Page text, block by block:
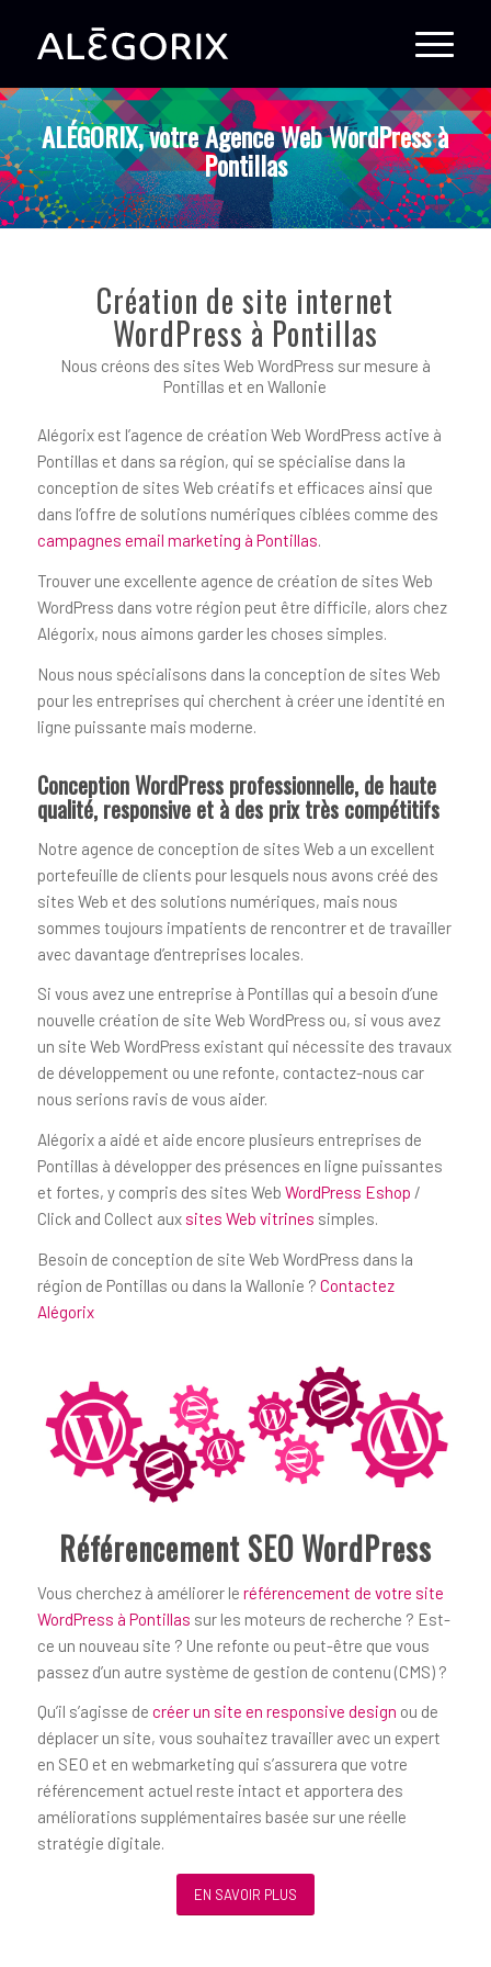
ALÉGORIX, votre Agence Web WordPress à
Pontillas
Création de site internet
WordPress à Pontillas
Nous créons des sites Web WordPress sur mesure à
Pontillas et en Wallonie
Alégorix est l’agence de création Web WordPress active à
Pontillas et dans sa région, qui se spécialise dans la
conception de sites Web créatifs et efficaces ainsi que
dans l’offre de solutions numériques ciblées comme des
campagnes email marketing à Pontillas.
Trouver une excellente agence de création de sites Web
WordPress dans votre région peut être difficile, alors chez
Alégorix, nous aimons garder les choses simples.
Nous nous spécialisons dans la conception de sites Web
pour les entreprises qui cherchent à créer une identité en
ligne puissante mais moderne.
Conception WordPress professionnelle, de haute
qualité, responsive et à des prix très compétitifs
Notre agence de conception de sites Web a un excellent
portefeuille de clients pour lesquels nous avons créé des
sites Web et des solutions numériques, mais nous
sommes toujours impatients de rencontrer et de travailler
avec davantage d’entreprises locales.
Si vous avez une entreprise à Pontillas qui a besoin d’une
nouvelle création de site Web WordPress ou, si vous avez
un site Web WordPress existant qui nécessite des travaux
de développement ou une refonte, contactez-nous car
nous serions ravis de vous aider.
Alégorix a aidé et aide encore plusieurs entreprises de
Pontillas à développer des présences en ligne puissantes
et fortes, y compris des sites Web WordPress Eshop /
Click and Collect aux sites Web vitrines simples.
Besoin de conception de site Web WordPress dans la
région de Pontillas ou dans la Wallonie ? Contactez
Alégorix
Référencement SEO WordPress
Vous cherchez à améliorer le référencement de votre site
WordPress à Pontillas sur les moteurs de recherche ? Est-
ce un nouveau site ? Une refonte ou peut-être que vous
passez d’un autre système de gestion de contenu (CMS) ?
Qu’il s’agisse de créer un site en responsive design ou de
déplacer un site, vous souhaitez travailler avec un expert
en SEO et en webmarketing qui s’assurera que votre
référencement actuel reste intact et apportera des
améliorations supplémentaires basée sur une réelle
stratégie digitale.
EN SAVOIR PLUS